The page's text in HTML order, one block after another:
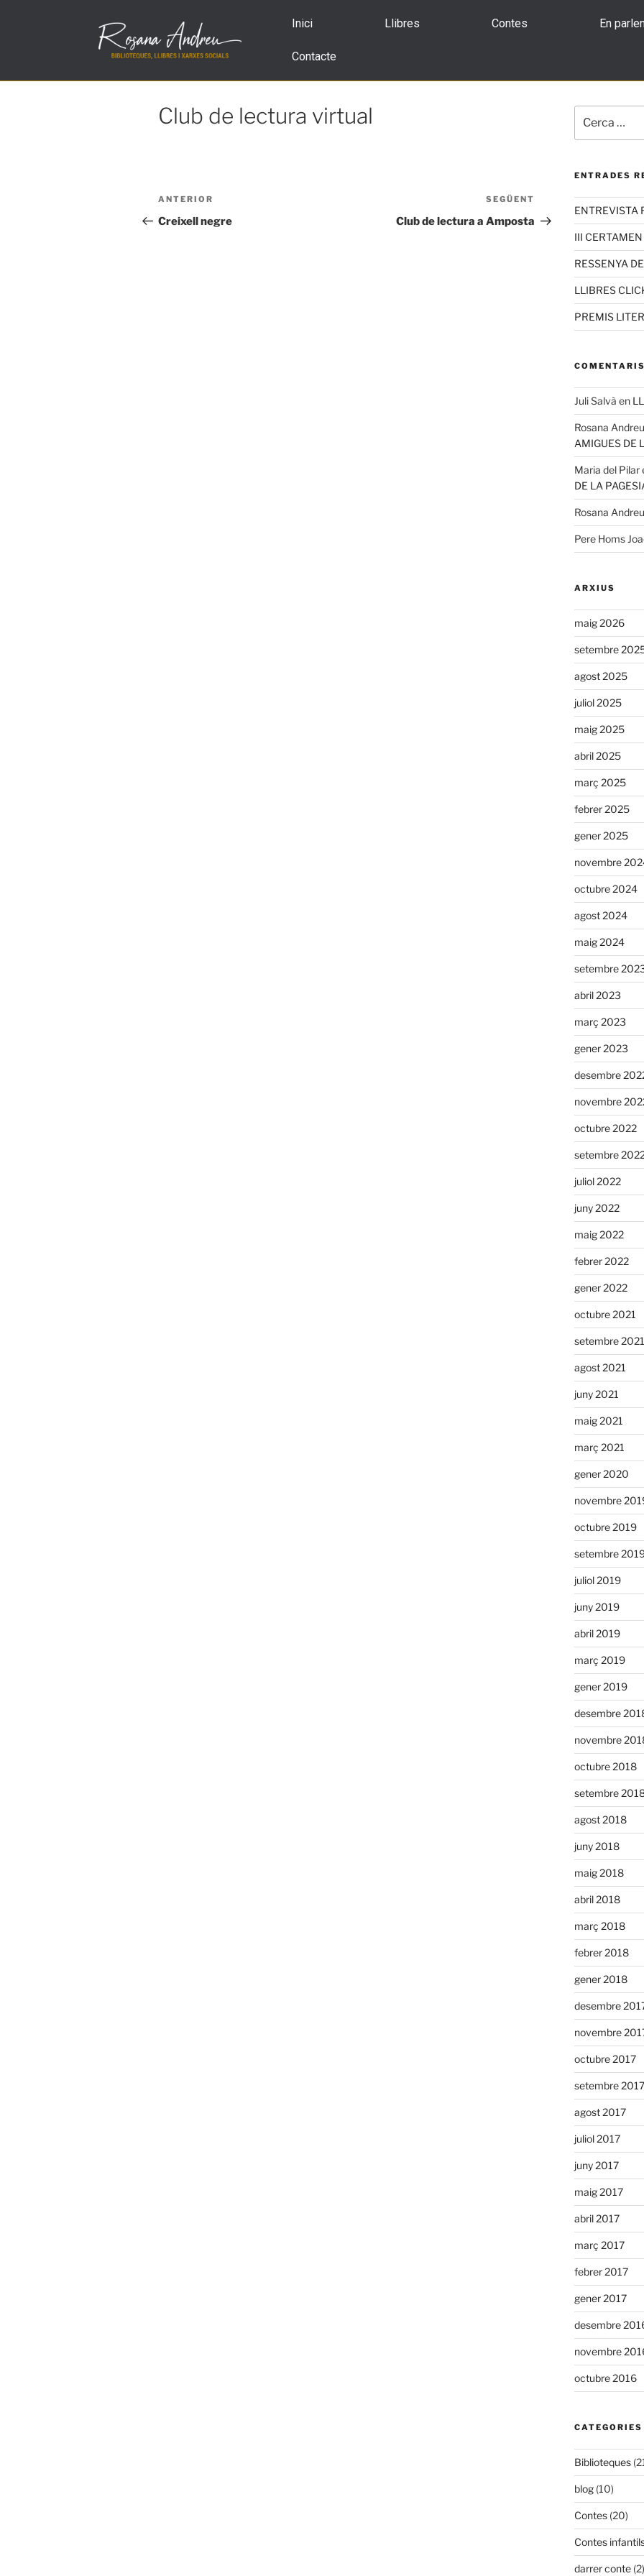
Inici Llibres Contes En
Contacte
Club de lectura virtual
ANTERIOR
Creixell negre
SEGÜENT
Club de lectura a Amposta
ENTRADES
ENTREVISTA
III
RESSENYA
LLIBRES
PREMIS
Juli Salvà en
Rosana Andreu
AMIGUES DE
Maria del Pilar
DE LA
Rosana Andreu
Pere Homs
ARXIUS
maig 2026
setembre
agost 2025
juliol 2025
maig 2025
abril 2025
març 2025
febrer 2025
gener 2025
novembre
octubre 2024
agost 2024
maig 2024
setembre
abril 2023
març 2023
gener 2023
desembre
novembre
octubre 2022
setembre
juliol 2022
juny 2022
maig 2022
febrer 2022
gener 2022
octubre 2021
setembre 2021
agost 2021
juny 2021
maig 2021
març 2021
gener 2020
novembre
octubre 2019
setembre
juliol 2019
juny 2019
abril 2019
març 2019
gener 2019
desembre
novembre
octubre 2018
setembre
agost 2018
juny 2018
maig 2018
abril 2018
març 2018
febrer 2018
gener 2018
desembre
novembre
octubre 2017
setembre 2017
agost 2017
juliol 2017
juny 2017
maig 2017
abril 2017
març 2017
febrer 2017
gener 2017
desembre
novembre
octubre 2016
CATEGORIES
Biblioteques
blog(10)
Contes(20)
Contes
darrer conte(2)